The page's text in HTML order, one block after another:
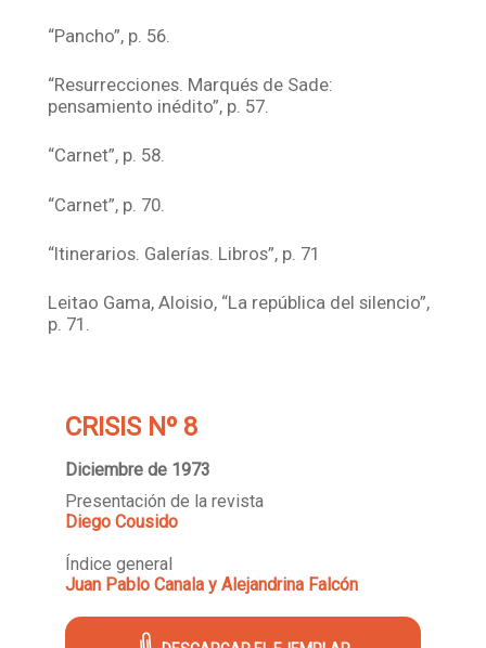
“Pancho”, p. 56.
“Resurrecciones. Marqués de Sade:
pensamiento inédito”, p. 57.
“Carnet”, p. 58.
“Carnet”, p. 70.
“Itinerarios. Galerías. Libros”, p. 71
Leitao Gama, Aloisio, “La república del silencio”,
p. 71.
CRISIS Nº 8
Diciembre de 1973
Presentación de la revista
Diego Cousido
Índice general
Juan Pablo Canala y Alejandrina Falcón